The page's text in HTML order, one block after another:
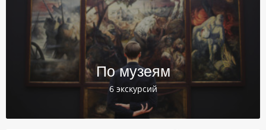
По музеям
6 экскурсий